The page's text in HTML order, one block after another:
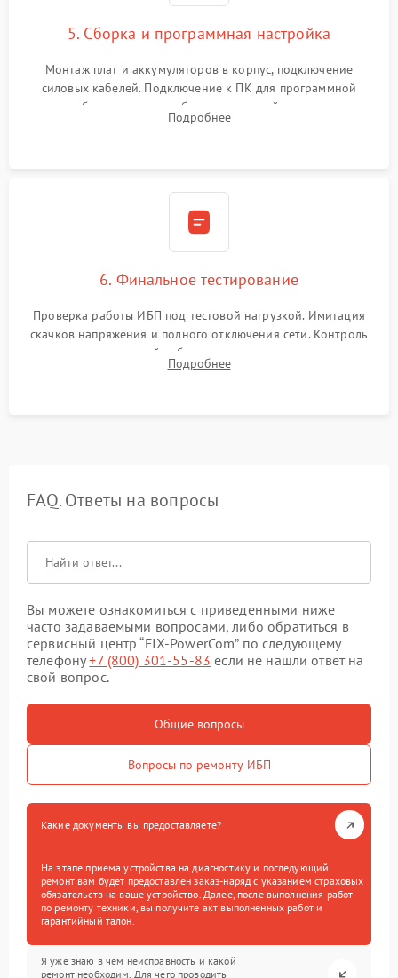
5. Сборка и программная настройка
Монтаж плат и аккумуляторов в корпус, подключение
силовых кабелей. Подключение к ПК для программной
калибровки констант батареи, настройки порогов
срабатывания AVR и сброса счетчиков старения АКБ.
Подробнее
6. Финальное тестирование
Проверка работы ИБП под тестовой нагрузкой. Имитация
скачков напряжения и полного отключения сети. Контроль
времени автономной работы, температурного режима и
корректности формы выходного сигнала.
Подробнее
FAQ. Ответы на вопросы
Вы можете ознакомиться с приведенными ниже
часто задаваемыми вопросами, либо обратиться в
сервисный центр “FIX-PowerCom” по следующему
телефону+7 (800) 301-55-83 если не нашли ответ на
свой вопрос.
Общие вопросы
Вопросы по ремонту ИБП
Какие документы вы предоставляете?
На этапе приема устройства на диагностику и последующий
ремонт вам будет предоставлен заказ-наряд с указанием страховых
обязательств на ваше устройство. Далее, после выполнения работ
по ремонту техники, вы получите акт выполненных работ и
гарантийный талон.
Я уже знаю в чем неисправность и какой
ремонт необходим. Для чего проводить